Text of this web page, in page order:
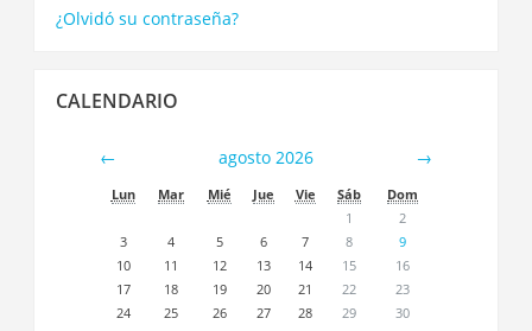
¿Olvidó su contraseña?
Calendario
CALENDARIO
← agosto 2026 →
Lun Mar Mié Jue Vie Sáb
Dom
1
2
3
4 5 6 7 8
9
10
11 12 13 14 15
16
17
18 19 20 21 22
23
24
25 26 27 28 29
30